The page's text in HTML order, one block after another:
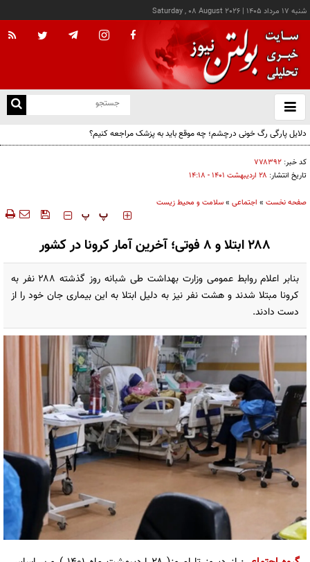
شنبه ۱۷ مرداد ۱۴۰۵ |
Saturday , 08 August 2026
باز
و
دلایل پارگی رگ خونی درچشم؛ چه موقع باید به پزشک مراجعه کنیم؟
کد خبر: ۷۷۸۳۹۲
تاریخ انتشار: ۲۸ ارديبهشت ۱۴۰۱ - ۱۴:۱۸
صفحه نخست » اجتماعی »سلامت و محیط زیست
‍‍‍ پ پ
۲۸۸ ابتلا و ۸ فوتی؛ آخرین آمار کرونا در کشور
بنابر اعلام روابط عمومی وزارت بهداشت طی شبانه روز گذشته ۲۸۸ نفر به
کرونا مبتلا شدند و هشت نفر نیز به دلیل ابتلا به این بیماری جان خود را از
دست دادند.